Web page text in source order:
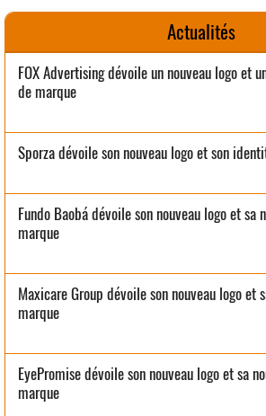
Actualités
FOX Advertising dévoile un nouveau logo et
de marque
Sporza dévoile son nouveau logo et son
Fundo Baobá dévoile son nouveau logo et
marque
Maxicare Group dévoile son nouveau logo et
marque
EyePromise dévoile son nouveau logo et sa
marque